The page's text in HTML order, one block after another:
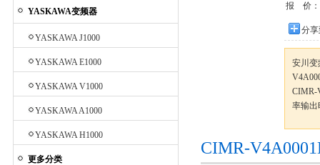
YASKAWA变频器
YASKAWA J1000
YASKAWA E1000
YASKAWA V1000
YASKAWA A1000
YASKAWA H1000
更多分类
报 价：
分
安川变
CIMR-
率输出
CIMR-